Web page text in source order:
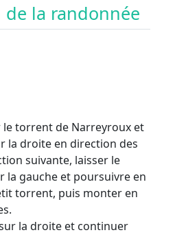
la randonnée
le torrent de Narreyroux et
la droite en direction des
suivante, laisser le
la gauche et poursuivre en
torrent, puis monter en
la droite et continuer